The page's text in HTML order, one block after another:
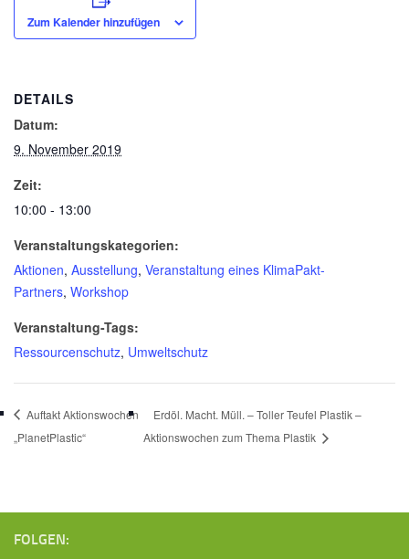
Zum Kalender hinzufügen
DETAILS
Datum:
9. November 2019
Zeit:
10:00 - 13:00
Veranstaltungskategorien:
Aktionen, Ausstellung, Veranstaltung eines KlimaPakt-
Partners, Workshop
Veranstaltung-Tags:
Ressourcenschutz, Umweltschutz
Auftakt Aktionswochen
„PlanetPlastic“
Erdöl. Macht. Müll. – Toller Teufel Plastik –
Aktionswochen zum Thema Plastik
FOLGEN: